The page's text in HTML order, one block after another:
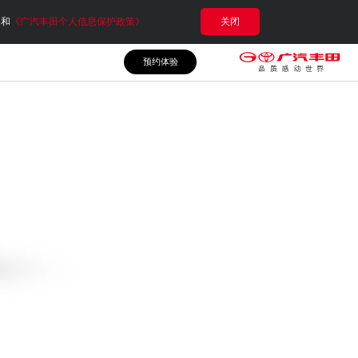
《广汽丰田个人信息保护政策》 关闭
预约体验